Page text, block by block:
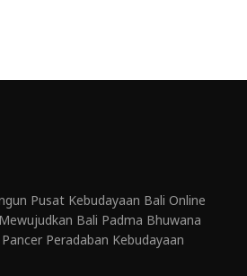
Pusat Kebudayaan Bali Online
Bali Padma Bhuwana
Peradaban Kebudayaan